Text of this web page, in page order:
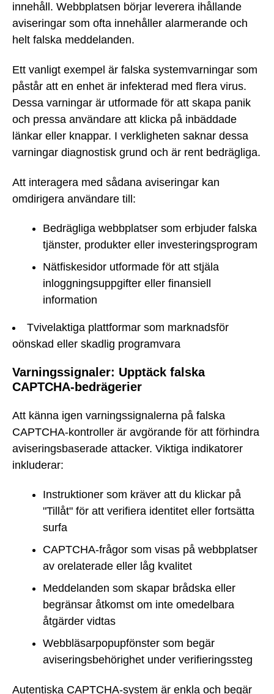
innehåll. Webbplatsen börjar leverera ihållande
aviseringar som ofta innehåller alarmerande och
helt falska meddelanden.
Ett vanligt exempel är falska systemvarningar som
påstår att en enhet är infekterad med flera virus.
Dessa varningar är utformade för att skapa panik
och pressa användare att klicka på inbäddade
länkar eller knappar. I verkligheten saknar dessa
varningar diagnostisk grund och är rent bedrägliga.
Att interagera med sådana aviseringar kan
omdirigera användare till:
Bedrägliga webbplatser som erbjuder falska
tjänster, produkter eller investeringsprogram
Nätfiskesidor utformade för att stjäla
inloggningsuppgifter eller finansiell
information
Tvivelaktiga plattformar som marknadsför
oönskad eller skadlig programvara
Varningssignaler: Upptäck falska
CAPTCHA-bedrägerier
Att känna igen varningssignalerna på falska
CAPTCHA-kontroller är avgörande för att förhindra
aviseringsbaserade attacker. Viktiga indikatorer
inkluderar:
Instruktioner som kräver att du klickar på
"Tillåt" för att verifiera identitet eller fortsätta
surfa
CAPTCHA-frågor som visas på webbplatser
av orelaterade eller låg kvalitet
Meddelanden som skapar brådska eller
begränsar åtkomst om inte omedelbara
åtgärder vidtas
Webbläsarpopupfönster som begär
aviseringsbehörighet under verifieringssteg
Autentiska CAPTCHA-system är enkla och begär